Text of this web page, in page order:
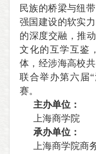
民族的桥梁与纽
强国建设的软实
的深度交融，推动
文化的互学互鉴
体，经涉海高校
联合举办第六届
赛。
主办单位：
上海商学院
承办单位：
上海商学院商